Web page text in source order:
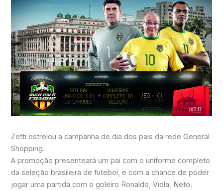
Zetti estrelou a campanha de dia dos pais da rede General
Shopping.
A promoção presenteará um pai com o uniforme completo
da seleção brasileira de futebol, e com a chance de poder
jogar uma partida com o goleiro Ronaldo, Viola, Neto,